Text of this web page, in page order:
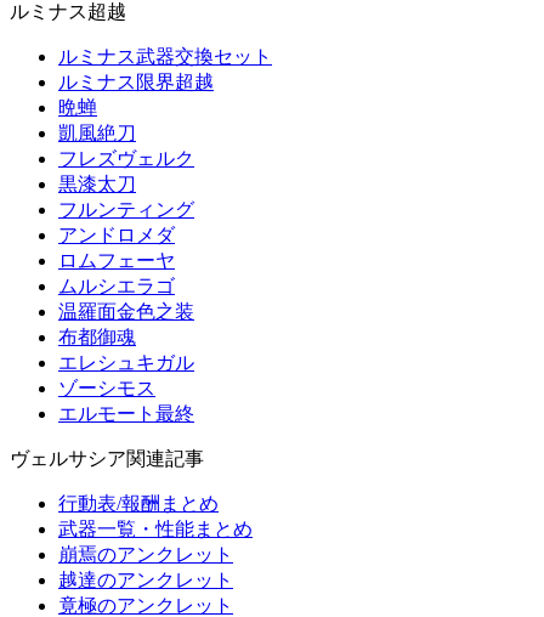
ルミナス超越
ルミナス武器交換セット
ルミナス限界超越
晩蝉
凱風絶刀
フレズヴェルク
黒漆太刀
フルンティング
アンドロメダ
ロムフェーヤ
ムルシエラゴ
温羅面金色之装
布都御魂
エレシュキガル
ゾーシモス
エルモート最終
ヴェルサシア関連記事
行動表/報酬まとめ
武器一覧・性能まとめ
崩焉のアンクレット
越達のアンクレット
竟極のアンクレット